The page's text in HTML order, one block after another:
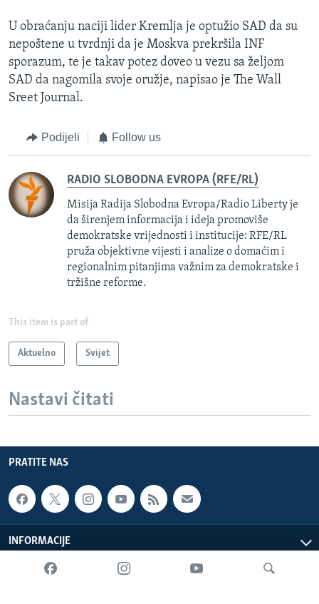
U obraćanju naciji lider Kremlja je optužio SAD da su
nepoštene u tvrdnji da je Moskva prekršila INF
sporazum, te je takav potez doveo u vezu sa željom
SAD da nagomila svoje oružje, napisao je The Wall
Sreet Journal.
Podijeli Follow us
RADIO SLOBODNA EVROPA (RFE/RL)
Misija Radija Slobodna Evropa/Radio Liberty je
da širenjem informacija i ideja promoviše
demokratske vrijednosti i institucije: RFE/RL
pruža objektivne vijesti i analize o domaćim i
regionalnim pitanjima važnim za demokratske i
tržišne reforme.
This item is part of
Aktuelno Svijet
Nastavi čitati
PRATITE NAS
INFORMACIJE
SADRŽAJ